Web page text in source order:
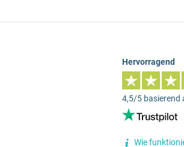
Hervorragend
4,5/5 basierend
Wie